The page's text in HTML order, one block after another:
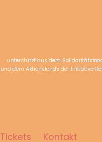
unterstützt aus dem
und dem Aktionsfonds der Initiative
Tickets Kontakt